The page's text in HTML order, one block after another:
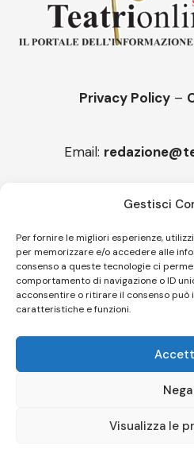
Gestisci
Per fornire le migliori esperienze,
per memorizzare e/o accedere alle
consenso a queste tecnologie ci
comportamento di navigazione o ID
acconsentire o ritirare il consenso
caratteristiche e funzioni.
Nega
Visualizza le
Privacy Policy –
Email:
“Armonie d’arte” attende
Firenze - SEO BY SIMONE
Le tue preferenze